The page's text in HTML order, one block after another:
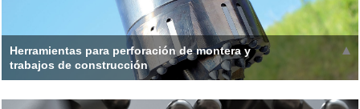
Herramientas para perforación de montera y
trabajos de construcción
en los sistemas de inyección de chorro Boart Longyear para